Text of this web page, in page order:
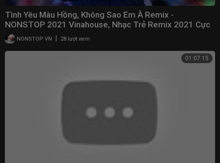
Tình Yêu Màu Hồng, Không Sao Em À Remix -
NONSTOP 2021 Vinahouse, Nhạc Trẻ Remix 2021 Cực
MạnhNONSTOP VN 28 lượt xem
01:07:15